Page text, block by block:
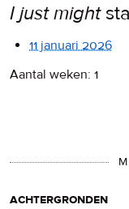
I just might
11 januari 2026
Aantal weken: 1
achtergronden